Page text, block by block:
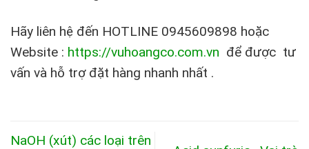
Hãy liên hệ đến HOTLINE 0945609898 hoặc
Website : https://vuhoangco.com.vn để được tư
vấn và hỗ trợ đặt hàng nhanh nhất .
NaOH (xút) các loại trên